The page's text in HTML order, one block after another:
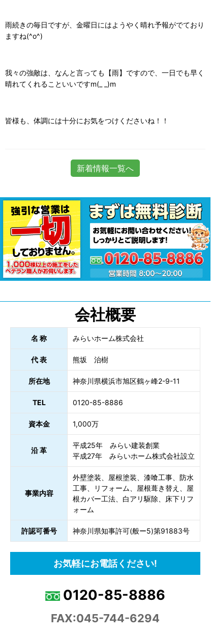
雨続きの毎日ですが、金曜日にはようやく晴れ予報がでており
ますね(^o^)
我々の強敵は、なんと言っても【雨】ですので、一日でも早く
晴れてくれることいいですm(_ _)m
皆様も、体調には十分にお気をつけくださいね！！
新着情報一覧へ
会社概要
名 称 みらいホーム株式会社
代 表 熊坂 治樹
所在地 神奈川県横浜市旭区鶴ヶ峰2-9-11
TEL 0120-85-8886
資本金 1,000万
沿 革
平成25年 みらい建装創業
平成27年 みらいホーム株式会社設立
事業内容
外壁塗装、屋根塗装、漆喰工事、防水
工事、リフォーム、屋根葺き替え、屋
根カバー工法、白アリ駆除、床下リフ
ォーム
許認可番号 神奈川県知事許可(般ー5)第91883号
お気軽にお電話ください!
0120-85-8886
FAX:045-744-6294